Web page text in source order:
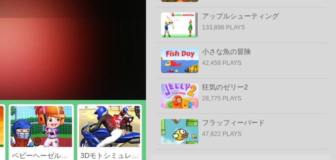
アップルシューティング
133,896 PLAYS
小さな魚の冒険
42,458 PLAYS
狂気のゼリー2
28,775 PLAYS
フラッフィーバード
47,822 PLAYS